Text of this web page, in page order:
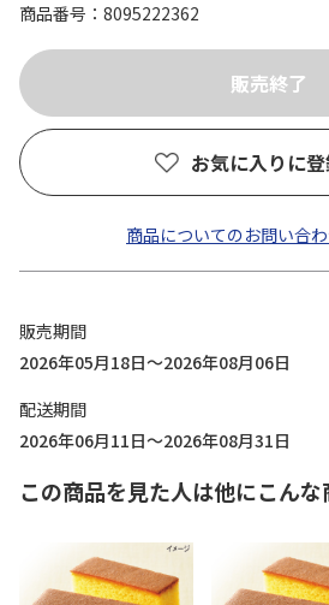
商品番号
8095222362
お気に入りに
商品についてのお問い合
販売期間
2026年05月18日～2026年08月06日
配送期間
2026年06月11日～2026年08月31日
この商品を見た人は他にこん